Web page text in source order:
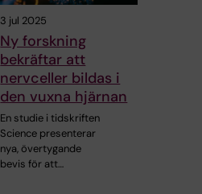
3 jul 2025
Ny forskning
bekräftar att
nervceller bildas i
den vuxna hjärnan
En studie i tidskriften
Science presenterar
nya, övertygande
bevis för att…